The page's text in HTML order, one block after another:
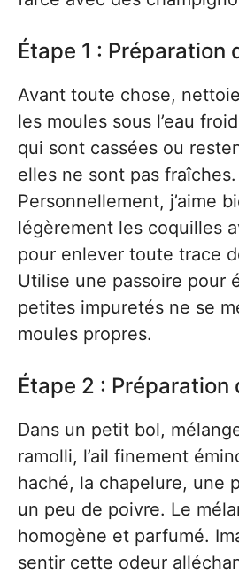
Étape 1 : Préparation
Avant toute chose,
les moules sous l’eau
qui sont cassées ou
elles ne sont pas fraîches.
Personnellement, j’aime
légèrement les coquilles
pour enlever toute trace
Utilise une passoire pour
petites impuretés ne se
moules propres.
Étape 2 : Préparation
Dans un petit bol,
ramolli, l’ail finement
haché, la chapelure, une
un peu de poivre. Le
homogène et parfumé.
sentir cette odeur